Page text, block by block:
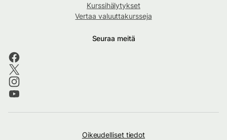
Kurssihälytykset
Vertaa valuuttakursseja
Seuraa meitä
Oikeudelliset tiedot